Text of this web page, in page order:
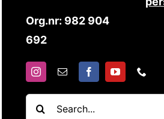
Org.nr: 982 904
692
Søk